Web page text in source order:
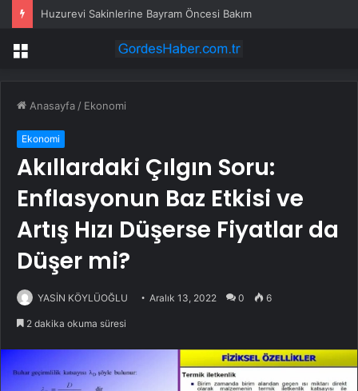
Huzurevi Sakinlerine Bayram Öncesi Bakım
Menü
Anasayfa / Ekonomi
Ekonomi
Akıllardaki Çılgın Soru:
Enflasyonun Baz Etkisi ve
Artış Hızı Düşerse Fiyatlar da
Düşer mi?
YASİN KÖYLÜOĞLU Aralık 13, 2022 0 6
2 dakika okuma süresi